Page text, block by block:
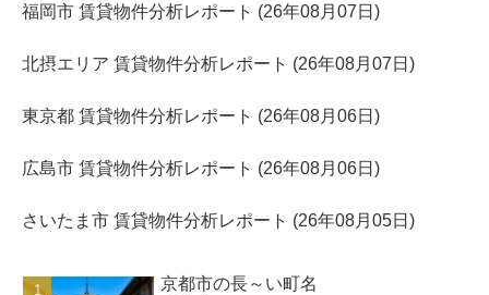
福岡市 賃貸物件分析レポート (26年08月07日)
北摂エリア 賃貸物件分析レポート (26年08月07日)
東京都 賃貸物件分析レポート (26年08月06日)
広島市 賃貸物件分析レポート (26年08月06日)
さいたま市 賃貸物件分析レポート (26年08月05日)
京都市の長～い町名